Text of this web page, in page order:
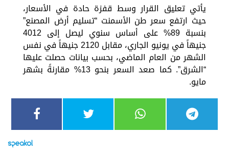
يأتي تعليق القرار وسط قفزة حادة في الأسعار،
حيث ارتفع سعر طن الأسمنت “تسليم أرض المصنع”
بنسبة 89% على أساس سنوي ليصل إلى 4012
جنيهاً في يونيو الجاري، مقابل 2120 جنيهاً في نفس
الشهر من العام الماضي، بحسب بيانات حصلت عليها
“الشرق”. كما صعد السعر بنحو 13% مقارنةً بشهر
مايو.